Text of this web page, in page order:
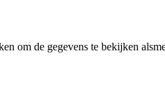
om de gegevens te bekijken